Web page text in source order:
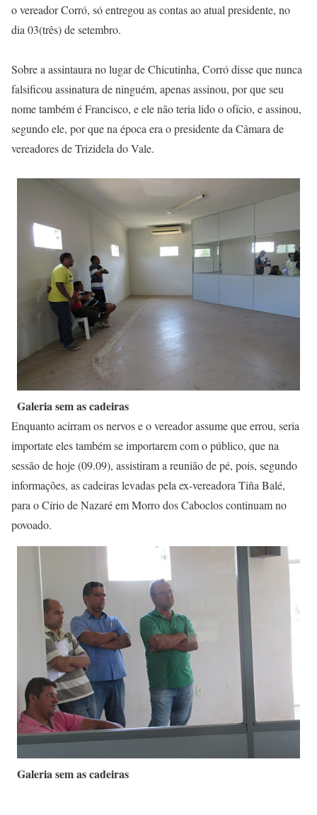
o vereador Corró, só entregou as contas ao atual presidente, no
dia 03(três) de setembro.
Sobre a assintaura no lugar de Chicutinha, Corró disse que nunca
falsificou assinatura de ninguém, apenas assinou, por que seu
nome também é Francisco, e ele não teria lido o ofício, e assinou,
segundo ele, por que na época era o presidente da Câmara de
vereadores de Trizidela do Vale.
Galeria sem as cadeiras
Enquanto acirram os nervos e o vereador assume que errou, seria
importate eles também se importarem com o público, que na
sessão de hoje (09.09), assistiram a reunião de pé, pois, segundo
informações, as cadeiras levadas pela ex-vereadora Tiña Balé,
para o Círio de Nazaré em Morro dos Caboclos continuam no
povoado.
Galeria sem as cadeiras